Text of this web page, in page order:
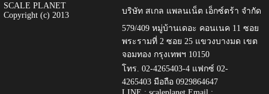
SCALE PLANET
Copyright (c) 2013
บริษัท สเกล แพลนเน็ต เอ็กซ์ตร้า จำกัด
579/409 หมู่บ้านเดอะ คอนเนค 11 ซอย
พระรามที่ 2 ซอย 25 แขวงบางมด เขต
จอมทอง กรุงเทพฯ 10150
โทร. 02-4265403-4 แฟกซ์ 02-
4265403 มือถือ 0929864647